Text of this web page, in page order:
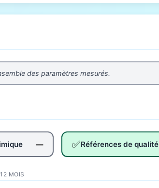
des paramètres mesurés.
— ✅Références de qualité
MOIS